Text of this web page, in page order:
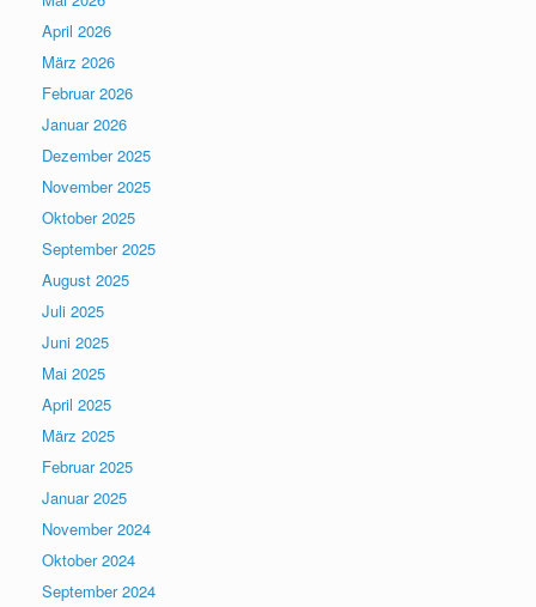
April 2026
März 2026
Februar 2026
Januar 2026
Dezember 2025
November 2025
Oktober 2025
September 2025
August 2025
Juli 2025
Juni 2025
Mai 2025
April 2025
März 2025
Februar 2025
Januar 2025
November 2024
Oktober 2024
September 2024